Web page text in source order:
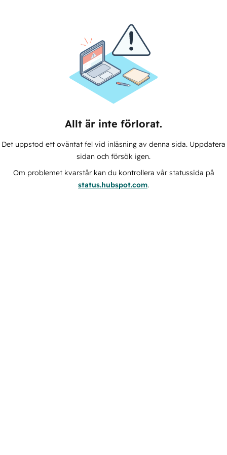
Allt är inte förlorat.
Det uppstod ett oväntat fel vid inläsning av denna sida. Uppdatera
sidan och försök igen.
Om problemet kvarstår kan du kontrollera vår statussida på
status.hubspot.com.